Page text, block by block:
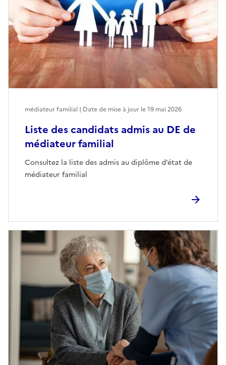
Liste des candidats admis au DE de
médiateur familial
Consultez la liste des admis au diplôme d’état de
médiateur familial
médiateur familial | Date de mise à jour le19 mai 2026